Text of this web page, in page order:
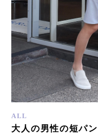
ALL
大人の男性の短パ